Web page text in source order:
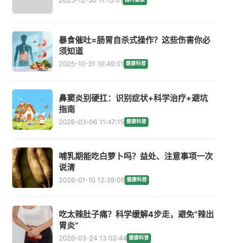
暴食催吐=肠胃自杀式操作？这些伤害你必
须知道
2025-10-31 10:49:01 健康科普
鼻窦炎别硬扛：识别症状+科学治疗+避坑
指南
2026-03-06 11:47:15 健康科普
哺乳期能吃白萝卜吗？益处、注意事项一次
说清
2026-01-10 12:39:06 健康科普
吃太辣肚子痛？科学缓解4步走，避免“辣出
胃炎”
2026-03-24 13:02:44 健康科普